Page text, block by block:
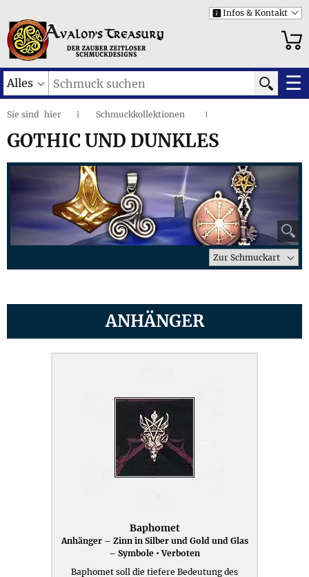
i Infos & Kontakt
Alles ☰
Sie sind hier ◌ Schmuckkollektionen I
GOTHIC UND DUNKLES
⚲
Zur Schmuckart
ANHÄNGER
Baphomet
Anhänger – Zinn in Silber und Gold und Glas
– Symbole • Verboten
Baphomet soll die tiefere Bedeutung des